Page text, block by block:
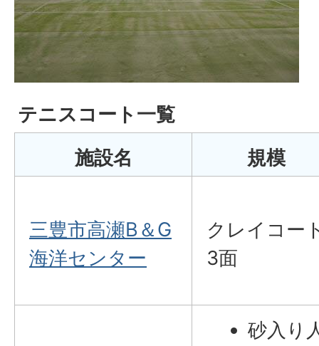
テニスコート一覧
施設名
規模
三豊市高瀬B＆G
海洋センター
クレイコー
3面
砂入り